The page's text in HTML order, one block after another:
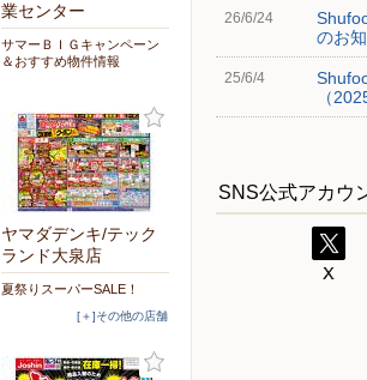
業センター
サマーＢＩＧキャンペーン
＆おすすめ物件情報
ヤマダデンキ/テック
ランド大泉店
夏祭りスーパーSALE！
[＋]その他の店舗
26/6/24
のお
25/6/4
（
SNS公式アカウ